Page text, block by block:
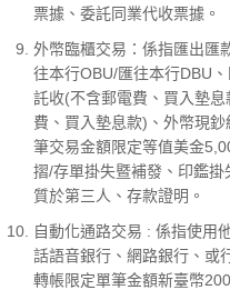
票據、委託同業代收票據。
外幣臨櫃交易：係指匯出匯
往本行OBU/匯往本行DBU
託收(不含郵電費、買入墊
費、買入墊息款)、外幣現
筆交易金額限定等值美金
摺/存單掛失暨補發、印鑑
質於第三人、存款證明。
自動化通路交易 : 係指使用
話語音銀行、網路銀行、或
轉帳限定單筆金額新臺幣